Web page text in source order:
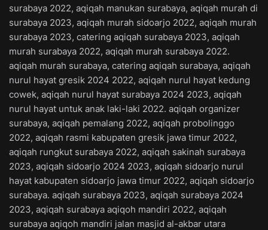
surabaya 2022, aqiqah manukan surabaya, aqiqah murah di
surabaya 2023, aqiqah murah sidoarjo 2022, aqiqah murah
surabaya 2023, catering aqiqah surabaya 2023, aqiqah
murah surabaya 2022, aqiqah murah surabaya 2022.
aqiqah murah surabaya, catering aqiqah surabaya, aqiqah
nurul hayat gresik 2024 2022, aqiqah nurul hayat kedung
cowek, aqiqah nurul hayat surabaya 2024 2023, aqiqah
nurul hayat untuk anak laki-laki 2022. aqiqah organizer
surabaya, aqiqah pemalang 2022, aqiqah probolinggo
2022, aqiqah rasmi kabupaten gresik jawa timur 2022,
aqiqah rungkut surabaya 2022, aqiqah sakinah surabaya
2023, aqiqah sidoarjo 2024 2023, aqiqah sidoarjo nurul
hayat kabupaten sidoarjo jawa timur 2022, aqiqah sidoarjo
surabaya. aqiqah surabaya 2023, aqiqah surabaya 2024
2023, aqiqah surabaya aqiqoh mandiri 2022, aqiqah
surabaya aqiqoh mandiri jalan masjid al-akbar utara